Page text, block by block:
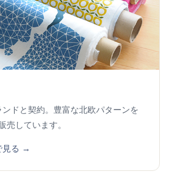
ドと契約。豊富な北欧パターンを
売しています。
見る →